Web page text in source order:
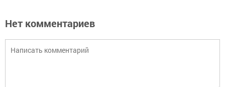
Нет комментариев